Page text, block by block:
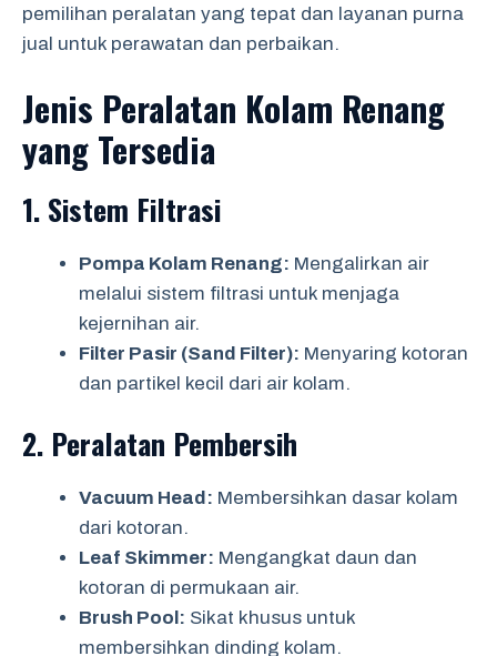
pemilihan peralatan yang tepat dan layanan purna
jual untuk perawatan dan perbaikan.
Jenis Peralatan Kolam Renang
yang Tersedia
1. Sistem Filtrasi
Pompa Kolam Renang: Mengalirkan air
melalui sistem filtrasi untuk menjaga
kejernihan air.
Filter Pasir (Sand Filter): Menyaring kotoran
dan partikel kecil dari air kolam.
2. Peralatan Pembersih
Vacuum Head: Membersihkan dasar kolam
dari kotoran.
Leaf Skimmer: Mengangkat daun dan
kotoran di permukaan air.
Brush Pool: Sikat khusus untuk
membersihkan dinding kolam.